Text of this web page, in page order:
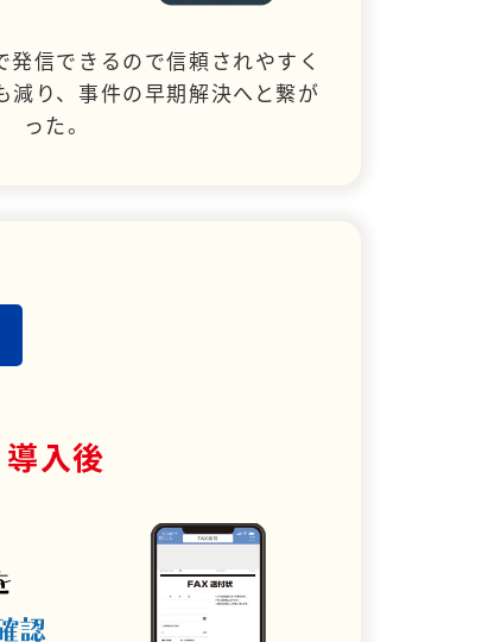
信できるので信頼されやすく
減り、事件の早期解決へと繋が
った。
導入後